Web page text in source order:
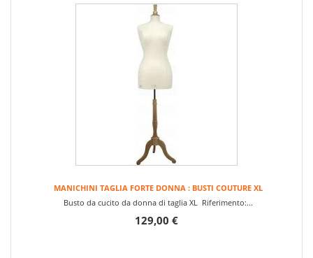
MANICHINI TAGLIA FORTE DONNA : BUSTI COUTURE XL
Busto da cucito da donna di taglia XL Riferimento:...
129,00 €